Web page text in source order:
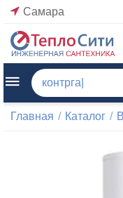
Самара
Главная / Каталог /